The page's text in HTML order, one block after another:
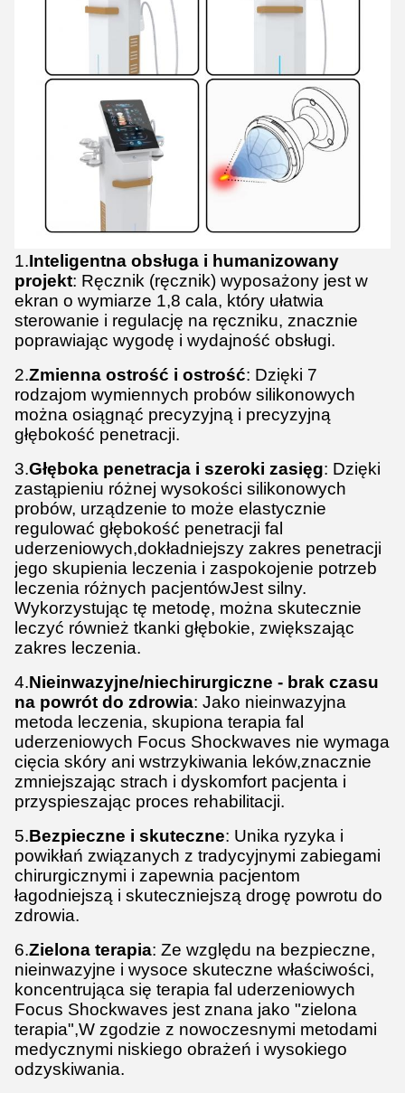
1.Inteligentna obsługa i humanizowany
projekt: Ręcznik (ręcznik) wyposażony jest w
ekran o wymiarze 1,8 cala, który ułatwia
sterowanie i regulację na ręczniku, znacznie
poprawiając wygodę i wydajność obsługi.
2.Zmienna ostrość i ostrość: Dzięki 7
rodzajom wymiennych probów silikonowych
można osiągnąć precyzyjną i precyzyjną
głębokość penetracji.
3.Głęboka penetracja i szeroki zasięg: Dzięki
zastąpieniu różnej wysokości silikonowych
probów, urządzenie to może elastycznie
regulować głębokość penetracji fal
uderzeniowych,dokładniejszy zakres penetracji
jego skupienia leczenia i zaspokojenie potrzeb
leczenia różnych pacjentówJest silny.
Wykorzystując tę metodę, można skutecznie
leczyć również tkanki głębokie, zwiększając
zakres leczenia.
4.Nieinwazyjne/niechirurgiczne - brak czasu
na powrót do zdrowia: Jako nieinwazyjna
metoda leczenia, skupiona terapia fal
uderzeniowych Focus Shockwaves nie wymaga
cięcia skóry ani wstrzykiwania leków,znacznie
zmniejszając strach i dyskomfort pacjenta i
przyspieszając proces rehabilitacji.
5.Bezpieczne i skuteczne: Unika ryzyka i
powikłań związanych z tradycyjnymi zabiegami
chirurgicznymi i zapewnia pacjentom
łagodniejszą i skuteczniejszą drogę powrotu do
zdrowia.
6.Zielona terapia: Ze względu na bezpieczne,
nieinwazyjne i wysoce skuteczne właściwości,
koncentrująca się terapia fal uderzeniowych
Focus Shockwaves jest znana jako "zielona
terapia",W zgodzie z nowoczesnymi metodami
medycznymi niskiego obrażeń i wysokiego
odzyskiwania.